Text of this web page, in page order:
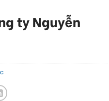
ty Nguyễn